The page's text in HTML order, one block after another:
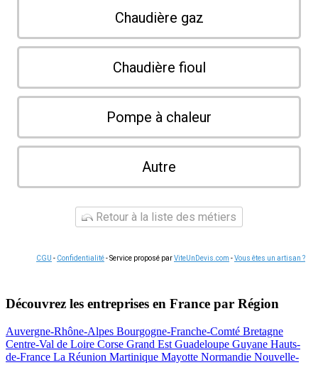
Chaudière gaz
Chaudière fioul
Pompe à chaleur
Autre
Retour à la liste des métiers
CGU - Confidentialité- Service proposé parViteUnDevis.com -Vous êtes un artisan ?
Découvrez les entreprises en France par Région
Auvergne-Rhône-Alpes Bourgogne-Franche-Comté Bretagne
Centre-Val de Loire Corse Grand Est Guadeloupe Guyane Hauts-
de-France La Réunion Martinique Mayotte Normandie Nouvelle-